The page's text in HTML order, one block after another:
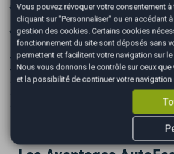
* Prix du véhicule hors frais du
* Option : PACK EASY LUXE (990
- Carte Grise
- Nettoyage Complet professionnel
- Plein du véhicule
- Gestion du dossier complet.
- Livraison du véhicule à domicile
Vous pouvez révoquer votre consentement
cliquant sur "Personnaliser" ou en accédant
gestion des cookies. Certains cookies
fonctionnement du site sont déposés sans
permettent et facilitent votre navigation sur le
Nous vous donnons le contrôle sur ceux
et la possibilité de continuer votre navigation